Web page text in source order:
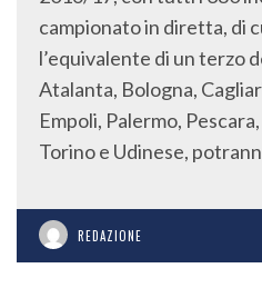
campionato in diretta, di
l’equivalente di un terzo
Atalanta, Bologna,
Empoli, Palermo,
Torino e Udinese,
REDAZIONE